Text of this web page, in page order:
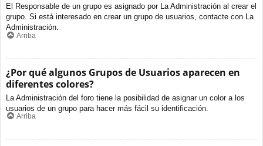
El Responsable de un grupo es asignado por La Administración al crear el
grupo. Si está interesado en crear un grupo de usuarios, contacte con La
Administración.
Arriba
¿Por qué algunos Grupos de Usuarios aparecen en
diferentes colores?
La Administración del foro tiene la posibilidad de asignar un color a los
usuarios de un grupo para hacer más fácil su identificación.
Arriba